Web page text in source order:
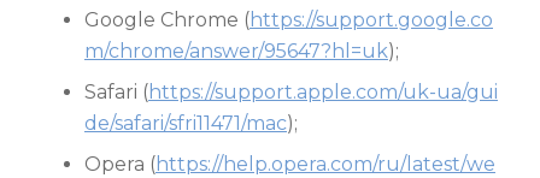
Google Chrome ( https://support.google.co
m/chrome/answer/95647?hl=uk);
Safari ( https://support.apple.com/uk-ua/gui
de/safari/sfri11471/mac);
Opera ( https://help.opera.com/ru/latest/we